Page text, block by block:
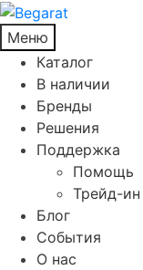
Меню
Каталог
В наличии
Бренды
Решения
Поддержка
Помощь
Трейд-ин
Блог
События
О нас